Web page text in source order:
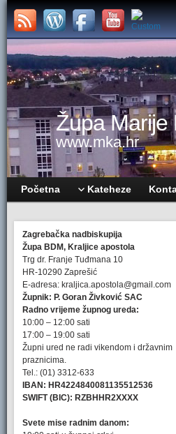
Župa Marije
www.mka.hr
Početna Kateheze
Zagrebačka nadbiskupija
Župa BDM, Kraljice apostola
Trg dr. Franje Tuđmana 10
HR-10290 Zaprešić
E-adresa: kraljica.apostola@gmail.com
Župnik: P. Goran Živković SAC
Radno vrijeme župnog ureda:
10:00 – 12:00 sati
17:00 – 19:00 sati
Župni ured ne radi vikendom i državnim
praznicima.
Tel.: (01) 3312-633
IBAN: HR4224840081135512536
SWIFT (BIC): RZBHHR2XXXX
Svete mise radnim danom: